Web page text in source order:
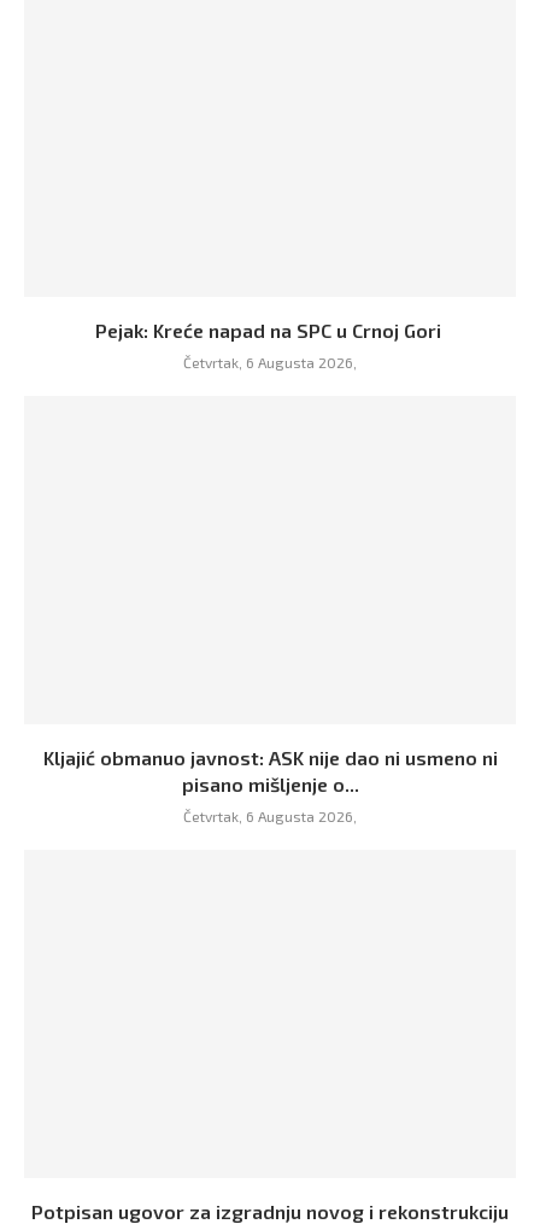
Pejak: Kreće napad na SPC u Crnoj Gori
Četvrtak, 6 Augusta 2026,
Kljajić obmanuo javnost: ASK nije dao ni usmeno ni
pisano mišljenje o...
Četvrtak, 6 Augusta 2026,
Potpisan ugovor za izgradnju novog i rekonstrukciju